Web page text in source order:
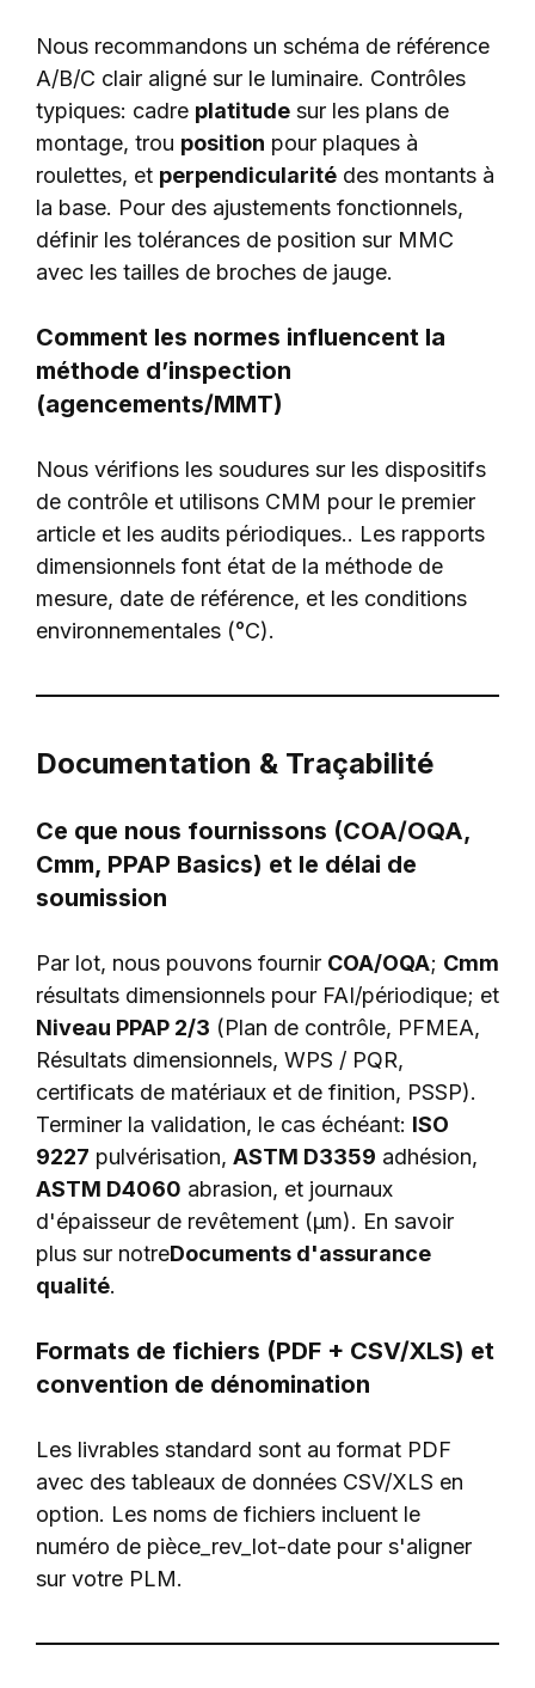
Nous recommandons un schéma de référence
A/B/C clair aligné sur le luminaire. Contrôles
typiques: cadre platitude sur les plans de
montage, trou position pour plaques à
roulettes, et perpendicularité des montants à
la base. Pour des ajustements fonctionnels,
définir les tolérances de position sur MMC
avec les tailles de broches de jauge.
Comment les normes influencent la
méthode d’inspection
(agencements/MMT)
Nous vérifions les soudures sur les dispositifs
de contrôle et utilisons CMM pour le premier
article et les audits périodiques.. Les rapports
dimensionnels font état de la méthode de
mesure, date de référence, et les conditions
environnementales (°C).
Documentation & Traçabilité
Ce que nous fournissons (COA/OQA,
Cmm, PPAP Basics) et le délai de
soumission
Par lot, nous pouvons fournir COA/OQA; Cmm
résultats dimensionnels pour FAI/périodique; et
Niveau PPAP 2/3 (Plan de contrôle, PFMEA,
Résultats dimensionnels, WPS / PQR,
certificats de matériaux et de finition, PSSP).
Terminer la validation, le cas échéant: ISO
9227 pulvérisation, ASTM D3359 adhésion,
ASTM D4060 abrasion, et journaux
d'épaisseur de revêtement (µm). En savoir
plus sur notreDocuments d'assurance
qualité.
Formats de fichiers (PDF + CSV/XLS) et
convention de dénomination
Les livrables standard sont au format PDF
avec des tableaux de données CSV/XLS en
option. Les noms de fichiers incluent le
numéro de pièce_rev_lot-date pour s'aligner
sur votre PLM.